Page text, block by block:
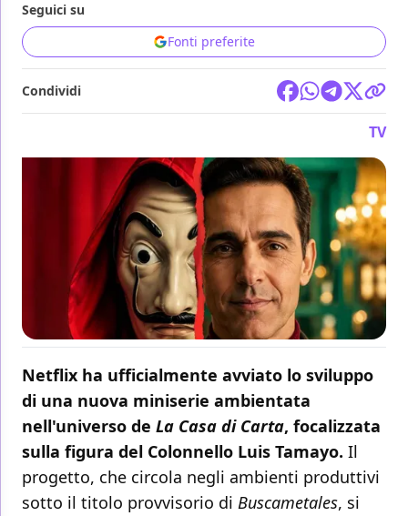
Seguici su
Fonti preferite
Condividi
TV
Netflix ha ufficialmente avviato lo sviluppo
di una nuova miniserie ambientata
nell'universo de La Casa di Carta, focalizzata
sulla figura del Colonnello Luis Tamayo. Il
progetto, che circola negli ambienti produttivi
sotto il titolo provvisorio di Buscametales, si